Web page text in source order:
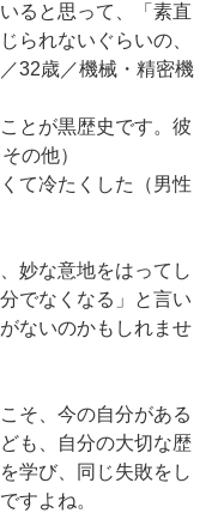
ると思って、「素直
られないぐらいの、
32歳／機械・精密機
とが黒歴史です。彼
の他）
て冷たくした（男性
妙な意地をはってし
でなくなる」と言い
ないのかもしれませ
そ、今の自分がある
も、自分の大切な歴
学び、同じ失敗をし
すよね。